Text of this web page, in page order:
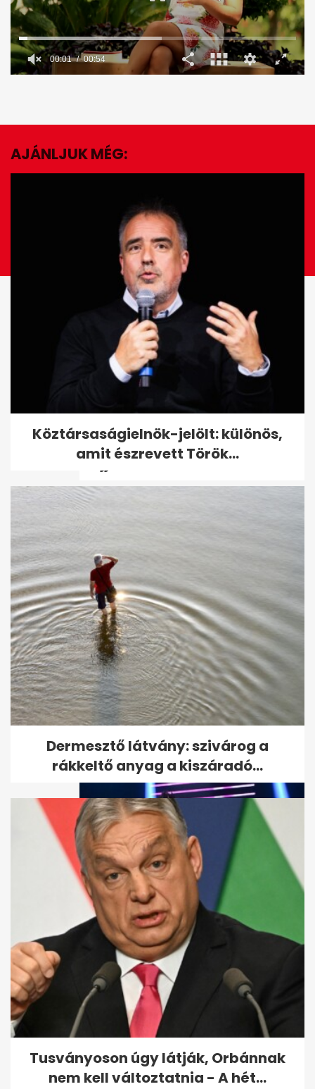
seconds
EZ IS ÉRDEKELHET
50 éves lett Gáspár Győző,
akit Novák Katalin és
Szijjártó...
A Fradi-meccsen majmozó
Győzike feljelenti a
patkányozó Curtist
Százak gyalázták a VIP-
páholyban ülő Gáspár
Győzőéket a...
AJÁNLJUK MÉG:
Köztársaságielnök-jelölt: különös,
amit észrevett Török...
Dermesztő látvány: szivárog a
rákkeltő anyag a kiszáradó...
Tusványoson úgy látják, Orbánnak
nem kell változtatnia - A hét...